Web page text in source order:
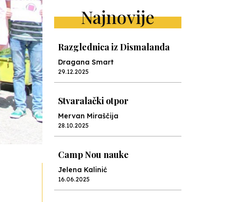
Najnovije
Razglednica iz Dismalanda
Dragana Smart
29.12.2025
Stvaralački otpor
Mervan Miraščija
28.10.2025
Camp Nou nauke
Jelena Kalinić
16.06.2025